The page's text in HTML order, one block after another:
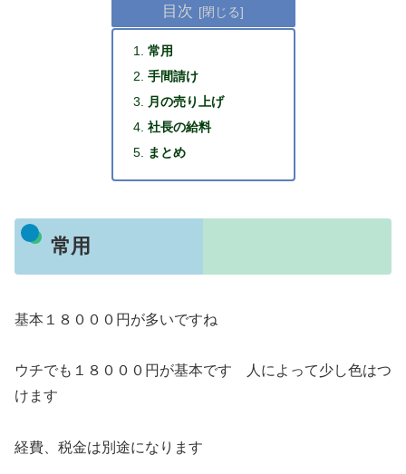
目次
常用
手間請け
月の売り上げ
社長の給料
まとめ
常用
基本１８０００円が多いですね
ウチでも１８０００円が基本です 人によって少し色はつ
けます
経費、税金は別途になります